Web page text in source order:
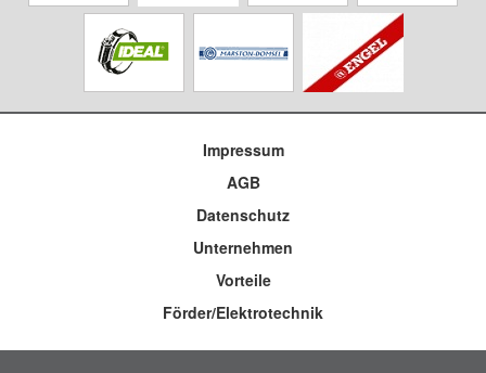
Impressum
AGB
Datenschutz
Unternehmen
Vorteile
Förder/Elektrotechnik